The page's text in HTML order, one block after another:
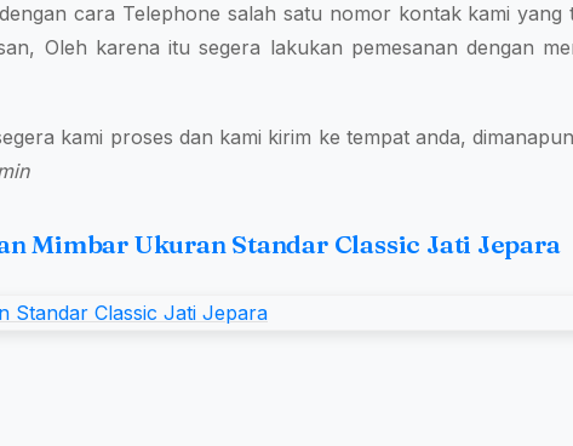
cara Telephone salah satu nomor kontak kami yang
Oleh karena itu segera lakukan pemesanan dengan
kami proses dan kami kirim ke tempat anda,
Mimbar Ukuran Standar Classic Jati Jepara